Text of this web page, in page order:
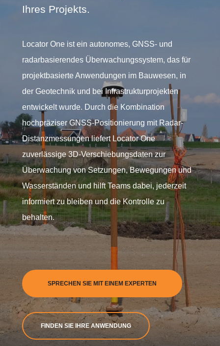
Ihres Projekts.
Locator One ist ein autonomes, GNSS- und
radarbasierendes Überwachungssystem, das für
projektbasierte Anwendungen im Bauwesen, in
der Geotechnik und bei Infrastrukturprojekten
entwickelt wurde. Durch die Kombination
hochpräziser GNSS-Positionierung mit Radar-
Distanzmessungen liefert Locator One
zuverlässige 3D-Verschiebungsdaten zur
Überwachung von Setzungen, Bewegungen und
Wasserständen und hilft Teams dabei, jederzeit
informiert zu bleiben und die Kontrolle zu
behalten.
SPRECHEN SIE MIT EINEM EXPERTEN
FINDEN SIE IHRE ANWENDUNG